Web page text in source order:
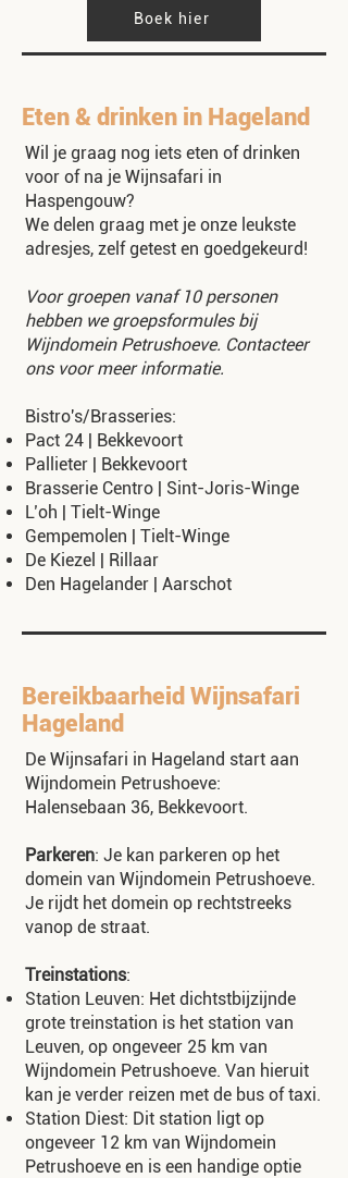
Boek hier
Eten & drinken in Hageland
Wil je graag nog iets eten of drinken
voor of na je Wijnsafari in
Haspengouw?
We delen graag met je onze leukste
adresjes, zelf getest en goedgekeurd!
Voor groepen vanaf 10 personen
hebben we groepsformules bij
Wijndomein Petrushoeve. Contacteer
ons voor meer informatie.
Bistro's/Brasseries:
Pact 24 | Bekkevoort
Pallieter | Bekkevoort
Brasserie Centro | Sint-Joris-Winge
L’oh | Tielt-Winge
Gempemolen | Tielt-Winge
De Kiezel | Rillaar
Den Hagelander | Aarschot
Bereikbaarheid Wijnsafari
Hageland
De Wijnsafari in Hageland start aan
Wijndomein Petrushoeve:
Halensebaan 36, Bekkevoort.
Parkeren: Je kan parkeren op het
domein van Wijndomein Petrushoeve.
Je rijdt het domein op rechtstreeks
vanop de straat.
Treinstations:
Station Leuven: Het dichtstbijzijnde
grote treinstation is het station van
Leuven, op ongeveer 25 km van
Wijndomein Petrushoeve. Van hieruit
kan je verder reizen met de bus of taxi.
Station Diest: Dit station ligt op
ongeveer 12 km van Wijndomein
Petrushoeve en is een handige optie